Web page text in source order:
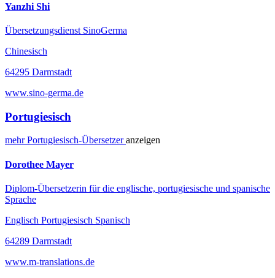
Yanzhi Shi
Übersetzungsdienst SinoGerma
Chinesisch
64295 Darmstadt
www.sino-germa.de
Portugiesisch
mehrPortugiesisch-Übersetzeranzeigen
Dorothee Mayer
Diplom-Übersetzerin für die englische, portugiesische und spanische
Sprache
Englisch Portugiesisch Spanisch
64289 Darmstadt
www.m-translations.de